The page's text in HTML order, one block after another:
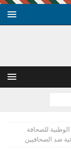
الوطنية للصحافة
ضد الصحافيين